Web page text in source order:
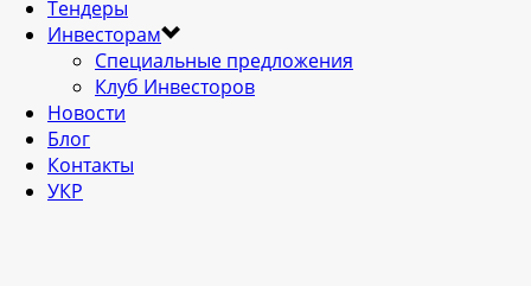
Тендеры
Инвесторам
Специальные предложения
Клуб Инвесторов
Новости
Блог
Контакты
УКР